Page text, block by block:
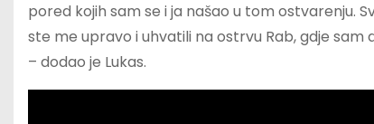
pored kojih sam se i ja našao u tom ostvarenju.
ste me upravo i uhvatili na ostrvu Rab, gdje sam
– dodao je Lukas.